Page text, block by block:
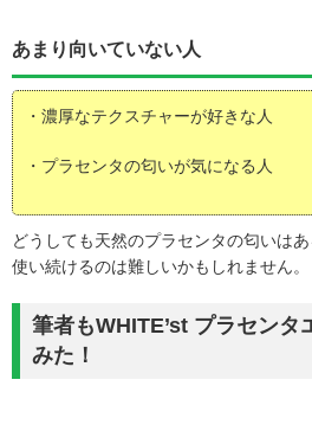
あまり向いていない人
・濃厚なテクスチャーが好きな人
・プラセンタの匂いが気になる人
どうしても天然のプラセンタの匂いは
使い続けるのは難しいかもしれません。
筆者もWHITE’st プラセンタ
みた！